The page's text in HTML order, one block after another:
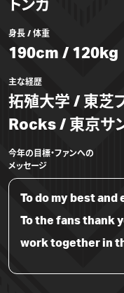
トンガ
身長 / 体重
190cm / 120kg
主な経歴
拓殖大学 / 東芝
Rocks / 東京サ
今年の目標・ファンへの
メッセージ
To do my best
To the fans thank
work together in